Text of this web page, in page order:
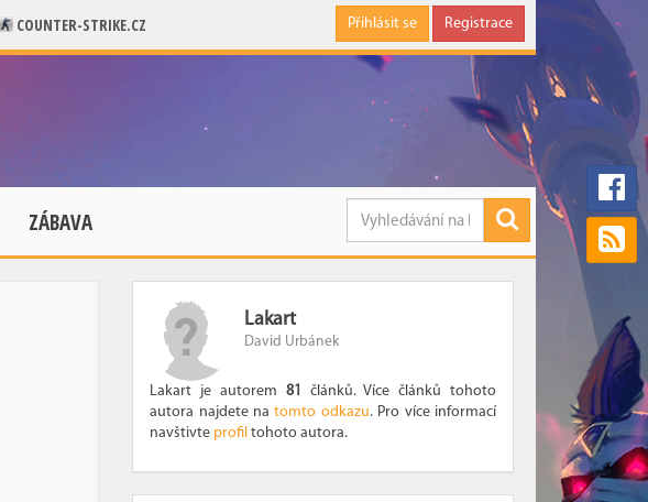
COUNTER-STRIKE.CZ Přihlásit se Registrace
ZÁBAVA
Lakart
David Urbánek
Lakart je autorem 81
článků. Více článků tohoto
autora najdete natomto odkazu. Pro více informací
navštivte profil tohoto autora.